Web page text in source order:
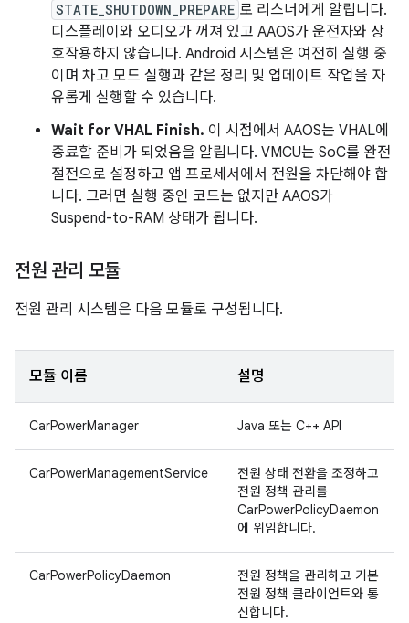
STATE_SHUTDOWN_PREPARE 로 리스너에게 알립니다.
디스플레이와 오디오가 꺼져 있고 AAOS가 운전자와 상
호작용하지 않습니다. Android 시스템은 여전히 실행 중
이며 차고 모드 실행과 같은 정리 및 업데이트 작업을 자
유롭게 실행할 수 있습니다.
Wait for VHAL Finish. 이 시점에서 AAOS는 VHAL에
종료할 준비가 되었음을 알립니다. VMCU는 SoC를 완전
절전으로 설정하고 앱 프로세서에서 전원을 차단해야 합
니다. 그러면 실행 중인 코드는 없지만 AAOS가
Suspend-to-RAM 상태가 됩니다.
전원 관리 모듈
전원 관리 시스템은 다음 모듈로 구성됩니다.
모듈 이름 설명
CarPowerManager Java 또는 C++ API
CarPowerManagementService
전원 상태 전환을 조정하고
전원 정책 관리를
CarPowerPolicyDaemon
에 위임합니다.
CarPowerPolicyDaemon
전원 정책을 관리하고 기본
전원 정책 클라이언트와 통
신합니다.